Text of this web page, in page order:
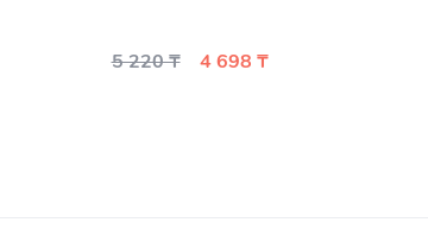
5 220 ₸ 4 698 ₸